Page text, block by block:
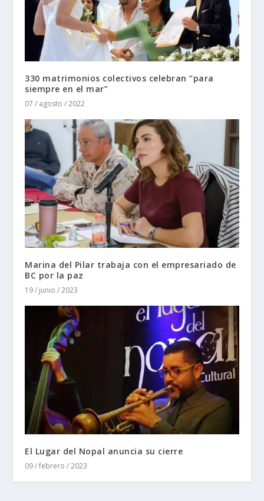
330 matrimonios colectivos celebran “para
siempre en el mar”
07 / agosto / 2022
Marina del Pilar trabaja con el empresariado de
BC por la paz
19 / junio / 2023
El Lugar del Nopal anuncia su cierre
09 / febrero / 2023